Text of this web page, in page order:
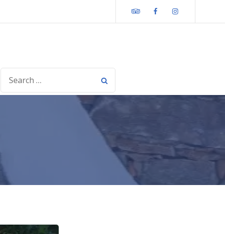
Tripadvisor
Facebook
SEARCH
FOR: